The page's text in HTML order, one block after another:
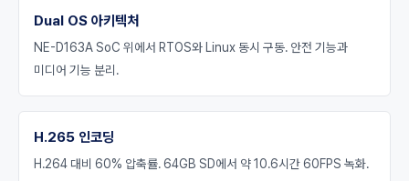
Dual OS 아키텍처
NE-D163A SoC 위에서 RTOS와 Linux 동시 구동. 안전 기능과
미디어 기능 분리.
H.265 인코딩
H.264 대비 60% 압축률. 64GB SD에서 약 10.6시간 60FPS 녹화.